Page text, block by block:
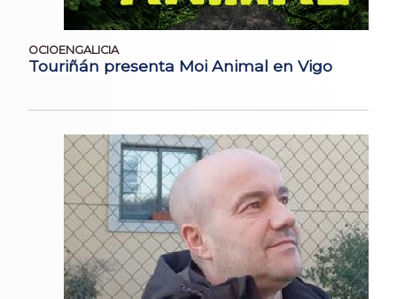
OCIOENGALICIA
Touriñán presenta Moi Animal en Vigo